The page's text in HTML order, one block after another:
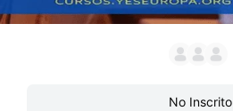
No Inscrito